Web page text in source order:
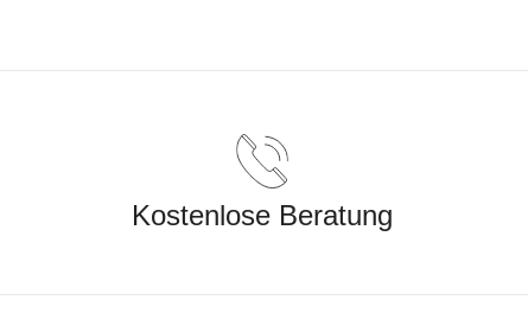
Kostenlose Beratung